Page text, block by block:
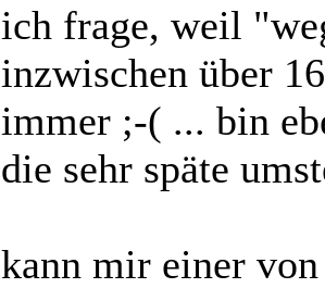
ich frage, weil
inzwischen über
immer ;-( ... bin
die sehr späte
kann mir einer